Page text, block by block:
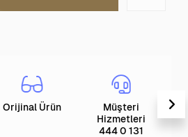
Orijinal Ürün
Müşteri
Hizmetleri
444 0 131